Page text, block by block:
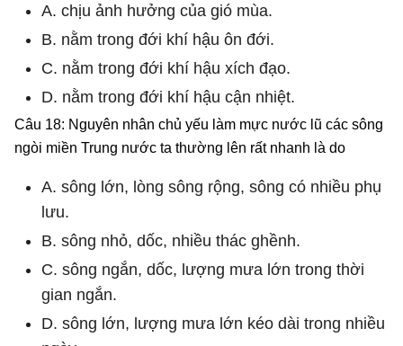
A. chịu ảnh hưởng của gió mùa.
B. nằm trong đới khí hậu ôn đới.
C. nằm trong đới khí hậu xích đạo.
D. nằm trong đới khí hậu cận nhiệt.
Câu 18: Nguyên nhân chủ yếu làm mực nước lũ các sông
ngòi miền Trung nước ta thường lên rất nhanh là do
A. sông lớn, lòng sông rộng, sông có nhiều phụ
lưu.
B. sông nhỏ, dốc, nhiều thác ghềnh.
C. sông ngắn, dốc, lượng mưa lớn trong thời
gian ngắn.
D. sông lớn, lượng mưa lớn kéo dài trong nhiều